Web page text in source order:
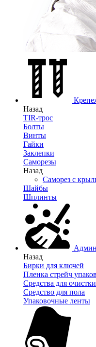
Назад
TIR-трос
Болты
Винты
Гайки
Заклепки
Саморезы
Назад
Саморез с
Шайбы
Шплинты
Назад
Бирки для ключей
Пленка стрейч
Средства для
Средство для пола
Упаковочные ленты